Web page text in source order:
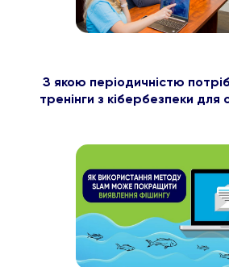
З якою періодичністю
тренінги з кібербезпеки для